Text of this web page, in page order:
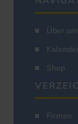
Über
Shop
Firmen